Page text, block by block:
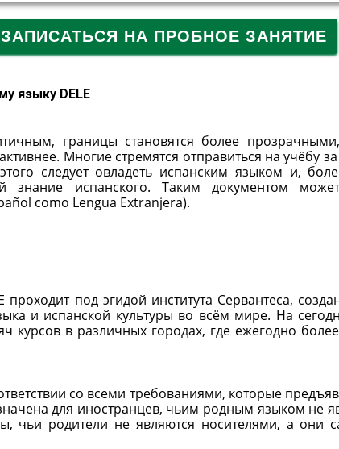
ЗАПИСАТЬСЯ НА ПРОБНОЕ ЗАНЯТИЕ
языку DELE
границы становятся более
Многие стремятся отправиться на учёбу
следует овладеть испанским языком и,
знание испанского. Таким документом
como Lengua Extranjera).
под эгидой института Сервантеса,
и испанской культуры во всём мире. На
курсов в различных городах, где ежегодно
со всеми требованиями, которые
для иностранцев, чьим родным языком не
чьи родители не являются носителями, а они